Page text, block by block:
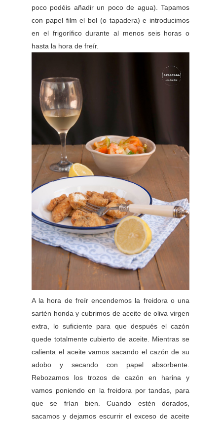
poco podéis añadir un poco de agua). Tapamos
con papel film el bol (o tapadera) e introducimos
en el frigorífico durante al menos seis horas o
hasta la hora de freír.
A la hora de freír encendemos la freidora o una
sartén honda y cubrimos de aceite de oliva virgen
extra, lo suficiente para que después el cazón
quede totalmente cubierto de aceite. Mientras se
calienta el aceite vamos sacando el cazón de su
adobo y secando con papel absorbente.
Rebozamos los trozos de cazón en harina y
vamos poniendo en la freidora por tandas, para
que se frían bien. Cuando estén dorados,
sacamos y dejamos escurrir el exceso de aceite